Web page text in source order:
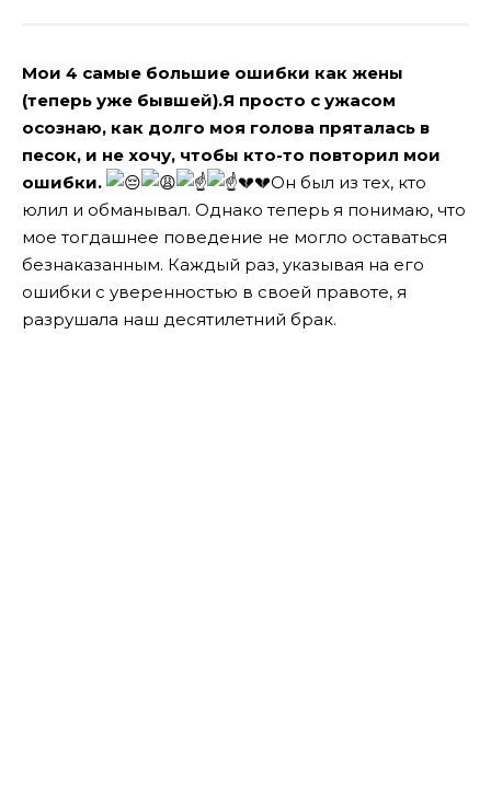
Мои 4 самые большие ошибки как жены
(теперь уже бывшей).Я просто с ужасом
осознаю, как долго моя голова пряталась в
песок, и не хочу, чтобы кто-то повторил мои
ошибки.
💔💔Он был из тех, кто
юлил и обманывал. Однако теперь я понимаю, что
мое тогдашнее поведение не могло оставаться
безнаказанным. Каждый раз, указывая на его
ошибки с уверенностью в своей правоте, я
разрушала наш десятилетний брак.